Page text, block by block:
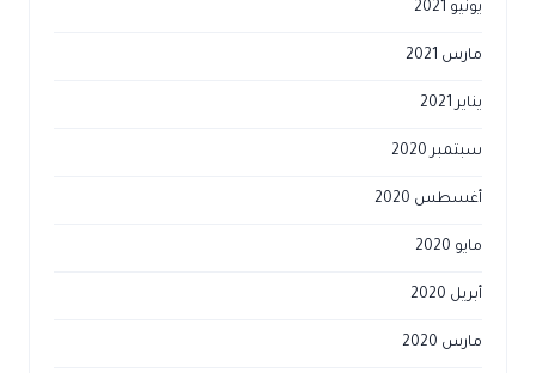
يونيو 2021
مارس 2021
يناير 2021
سبتمبر 2020
أغسطس 2020
مايو 2020
أبريل 2020
مارس 2020